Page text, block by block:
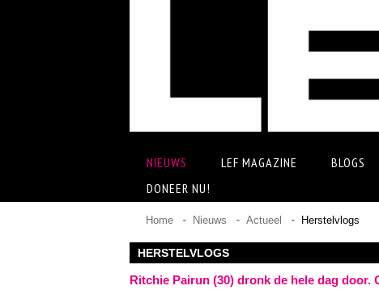
NIEUWS LEF MAGAZINE BLOGS
DONEER NU!
Home Nieuws Actueel Herstelvlogs
HERSTELVLOGS
Ritchie Pairun (30) dronk de hele dag door.